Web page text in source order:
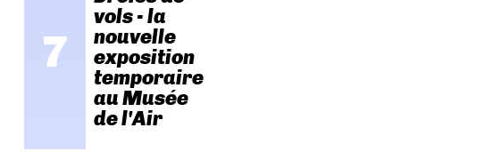
vols - la
nouvelle
exposition
temporaire
au Musée
de l'Air